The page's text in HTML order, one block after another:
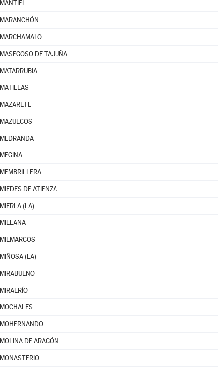
MANTIEL
MARANCHÓN
MARCHAMALO
MASEGOSO DE TAJUÑA
MATARRUBIA
MATILLAS
MAZARETE
MAZUECOS
MEDRANDA
MEGINA
MEMBRILLERA
MIEDES DE ATIENZA
MIERLA (LA)
MILLANA
MILMARCOS
MIÑOSA (LA)
MIRABUENO
MIRALRÍO
MOCHALES
MOHERNANDO
MOLINA DE ARAGÓN
MONASTERIO